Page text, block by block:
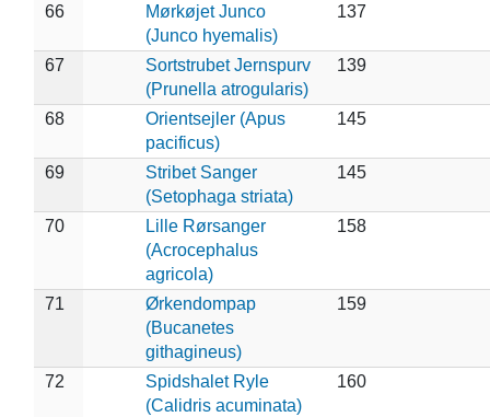
66
Mørkøjet Junco
(Junco hyemalis)
137
67
Sortstrubet Jernspurv
(Prunella atrogularis)
139
68
Orientsejler (Apus
pacificus)
145
69
Stribet Sanger
(Setophaga striata)
145
70
Lille Rørsanger
(Acrocephalus
agricola)
158
71
Ørkendompap
(Bucanetes
githagineus)
159
72
Spidshalet Ryle
(Calidris acuminata)
160